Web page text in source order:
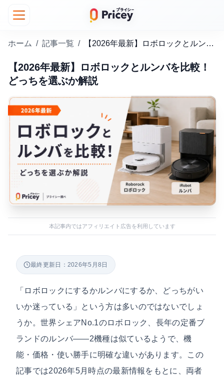
ホーム / 記事一覧 / 【2026年最新】ロボロックとルンバを比較！どっちを選ぶか解説
【2026年最新】ロボロックとルンバを比較！
どっちを選ぶか解説
本記事内ではアフィリエイト広告を利用しています
最終更新日：2026年5月8日
「ロボロックにするかルンバにするか、どっちがい
いか迷っている」という方は多いのではないでしょ
うか。世界シェアNo.1のロボロック、長年の定番ブ
ランドのルンバ——2機種は似ているようで、機
能・価格・使い勝手に明確な違いがあります。この
記事では2026年5月時点の最新情報をもとに、両者